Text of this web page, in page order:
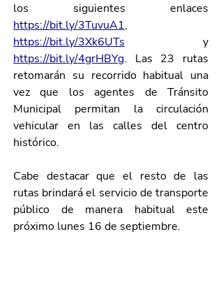
https://bit.ly/3TuvuA1
https://bit.ly/3Xk6UTs
https://bit.ly/4grHBYg. Las 23 rutas
retomarán su recorrido habitual una
vez que los agentes de Tránsito
Municipal permitan la circulación
vehicular en las calles del centro
histórico.
Cabe destacar que el resto de las
rutas brindará el servicio de transporte
público de manera habitual este
próximo lunes 16 de septiembre.